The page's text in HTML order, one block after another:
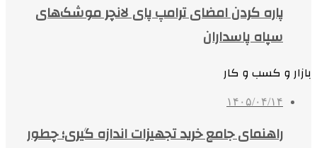
پاره کردن امضای ترامپ پای لانچر موشک‌های
سپاه پاسداران
بازار و کسب و کار
۱۴۰۵/۰۴/۱۴
راهنمای جامع خرید تجهیزات اندازه گیری؛ چطور